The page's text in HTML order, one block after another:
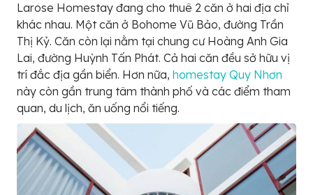
Larose Homestay đang cho thuê 2 căn ở hai địa chỉ
khác nhau. Một căn ở Bohome Vũ Bảo, đường Trần
Thị Kỷ. Căn còn lại nằm tại chung cư Hoàng Anh Gia
Lai, đường Huỳnh Tấn Phát. Cả hai căn đều sở hữu vị
trí đắc địa gần biển. Hơn nữa, homestay Quy Nhơn
này còn gần trung tâm thành phố và các điểm tham
quan, du lịch, ăn uống nổi tiếng.